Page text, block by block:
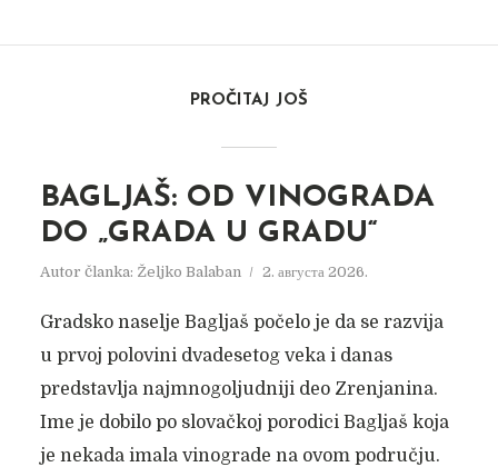
PROČITAJ JOŠ
BAGLJAŠ: OD VINOGRADA
DO „GRADA U GRADU“
Autor članka: Željko Balaban 2. августа 2026.
Gradsko naselje Bagljaš počelo je da se razvija
u prvoj polovini dvadesetog veka i danas
predstavlja najmnogoljudniji deo Zrenjanina.
Ime je dobilo po slovačkoj porodici Bagljaš koja
je nekada imala vinograde na ovom području.